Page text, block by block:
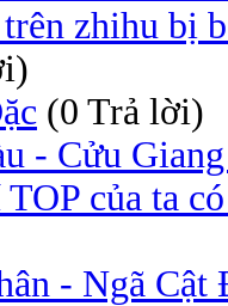
zhihu bị
(0 Trả lời)
- Cửu
của ta
- Ngã